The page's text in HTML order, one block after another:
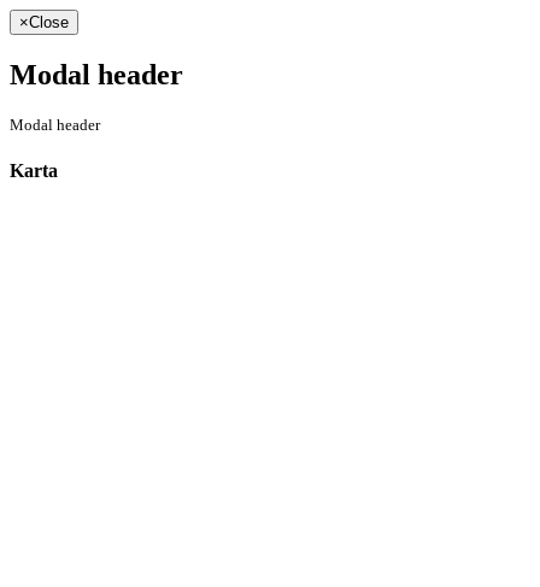
×Close
Modal header
Modal header
Karta